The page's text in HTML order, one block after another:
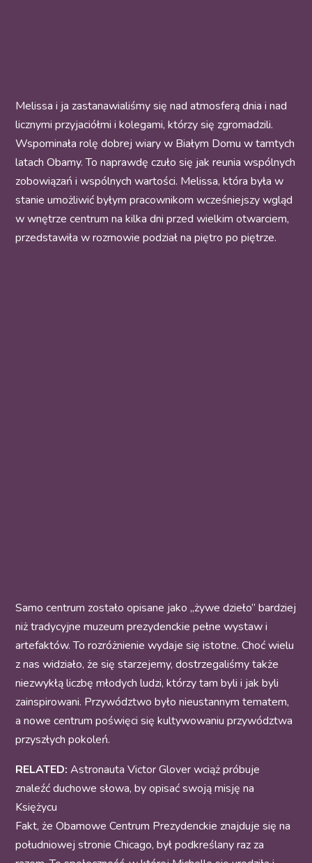
Melissa i ja zastanawialiśmy się nad atmosferą dnia i nad
licznymi przyjaciółmi i kolegami, którzy się zgromadzili.
Wspominała rolę dobrej wiary w Białym Domu w tamtych
latach Obamy. To naprawdę czuło się jak reunia wspólnych
zobowiązań i wspólnych wartości. Melissa, która była w
stanie umożliwić byłym pracownikom wcześniejszy wgląd
w wnętrze centrum na kilka dni przed wielkim otwarciem,
przedstawiła w rozmowie podział na piętro po piętrze.
Samo centrum zostało opisane jako „żywe dzieło” bardziej
niż tradycyjne muzeum prezydenckie pełne wystaw i
artefaktów. To rozróżnienie wydaje się istotne. Choć wielu
z nas widziało, że się starzejemy, dostrzegaliśmy także
niezwykłą liczbę młodych ludzi, którzy tam byli i jak byli
zainspirowani. Przywództwo było nieustannym tematem,
a nowe centrum poświęci się kultywowaniu przywództwa
przyszłych pokoleń.
RELATED: Astronauta Victor Glover wciąż próbuje
znaleźć duchowe słowa, by opisać swoją misję na
Księżycu
Fakt, że Obamowe Centrum Prezydenckie znajduje się na
południowej stronie Chicago, był podkreślany raz za